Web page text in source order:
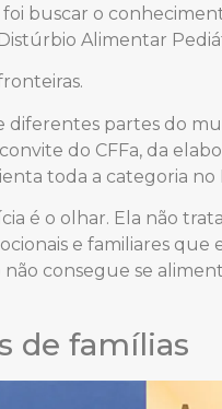
buscar o
Alimentar
partes do
do CFFa, da
toda a categoria no
é o olhar. Ela não
e familiares que
consegue se
de famílias